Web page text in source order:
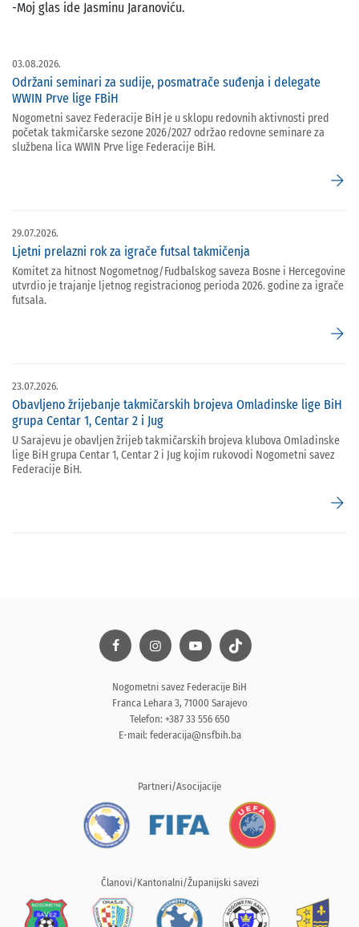
-Moj glas ide Jasminu Jaranoviću.
03.08.2026.
Održani seminari za sudije, posmatrače suđenja i delegate
WWIN Prve lige FBiH
Nogometni savez Federacije BiH je u sklopu redovnih aktivnosti pred
početak takmičarske sezone 2026/2027 održao redovne seminare za
službena lica WWIN Prve lige Federacije BiH.
arrow_forward
29.07.2026.
Ljetni prelazni rok za igrače futsal takmičenja
Komitet za hitnost Nogometnog/Fudbalskog saveza Bosne i Hercegovine
utvrdio je trajanje ljetnog registracionog perioda 2026. godine za igrače
futsala.
arrow_forward
23.07.2026.
Obavljeno žrijebanje takmičarskih brojeva Omladinske lige BiH
grupa Centar 1, Centar 2 i Jug
U Sarajevu je obavljen žrijeb takmičarskih brojeva klubova Omladinske
lige BiH grupa Centar 1, Centar 2 i Jug kojim rukovodi Nogometni savez
Federacije BiH.
arrow_forward
Nogometni savez Federacije BiH
Franca Lehara 3, 71000 Sarajevo
Telefon: +387 33 556 650
E-mail: federacija@nsfbih.ba
Partneri/Asocijacije
Članovi/Kantonalni/Županijski savezi